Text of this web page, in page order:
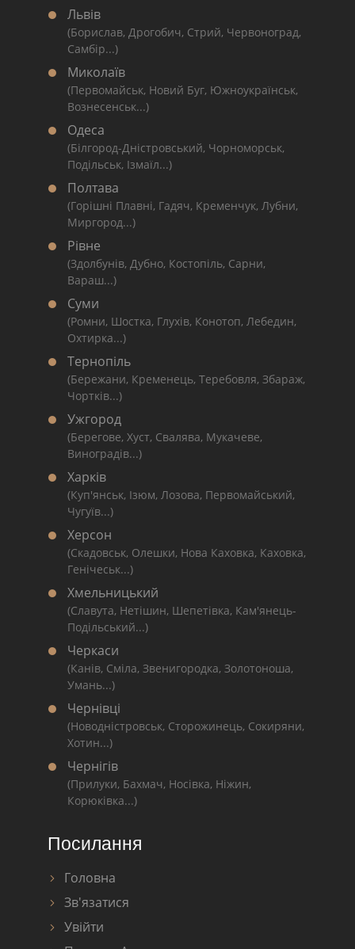
Львів
(Борислав, Дрогобич, Стрий, Червоноград,
Самбір...)
Миколаїв
(Первомайськ, Новий Буг, Южноукраїнськ,
Вознесенськ...)
Одеса
(Білгород-Дністровський, Чорноморськ,
Подільськ, Ізмаїл...)
Полтава
(Горішні Плавні, Гадяч, Кременчук, Лубни,
Миргород...)
Рівне
(Здолбунів, Дубно, Костопіль, Сарни,
Вараш...)
Суми
(Ромни, Шостка, Глухів, Конотоп, Лебедин,
Охтирка...)
Тернопіль
(Бережани, Кременець, Теребовля, Збараж,
Чортків...)
Ужгород
(Берегове, Хуст, Свалява, Мукачеве,
Виноградів...)
Харків
(Куп'янськ, Ізюм, Лозова, Первомайський,
Чугуїв...)
Херсон
(Скадовськ, Олешки, Нова Каховка, Каховка,
Генічеськ...)
Хмельницький
(Славута, Нетішин, Шепетівка, Кам'янець-
Подільський...)
Черкаси
(Канів, Сміла, Звенигородка, Золотоноша,
Умань...)
Чернівці
(Новодністровськ, Сторожинець, Сокиряни,
Хотин...)
Чернігів
(Прилуки, Бахмач, Носівка, Ніжин,
Корюківка...)
Посилання
Головна
Зв'язатися
Увійти